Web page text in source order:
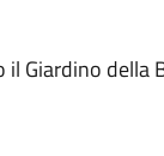
il Giardino